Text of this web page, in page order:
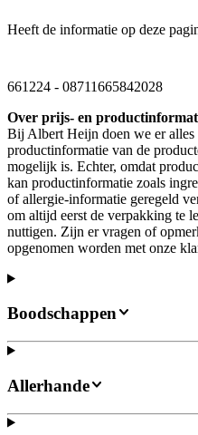
Heeft de informatie op deze
661224 - 08711665842028
Over prijs- en
Bij Albert Heijn doen we er alles
productinformatie van de
mogelijk is. Echter, omdat
kan productinformatie zoals
of allergie-informatie geregeld
om altijd eerst de verpakking te
nuttigen. Zijn er vragen of
opgenomen worden met onze
Boodschappen
Allerhande